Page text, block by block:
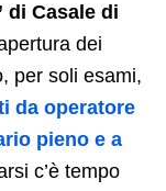
di Casale di
dei
per soli esami,
da operatore
pieno e a
c’è tempo